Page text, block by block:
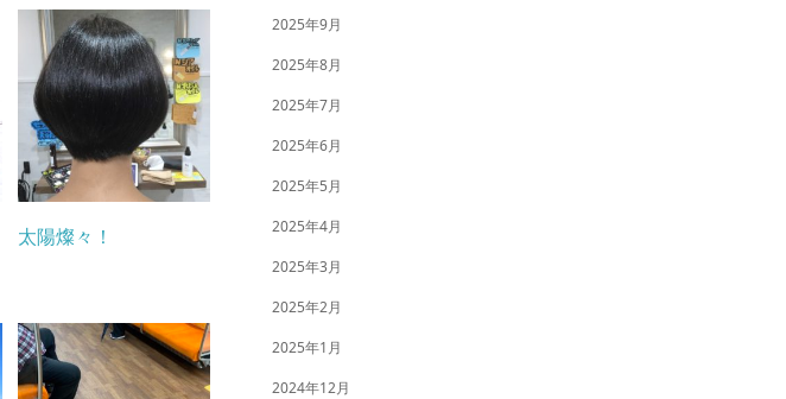
太陽燦々！
2025年9月
2025年8月
2025年7月
2025年6月
2025年5月
2025年4月
2025年3月
2025年2月
2025年1月
2024年12月